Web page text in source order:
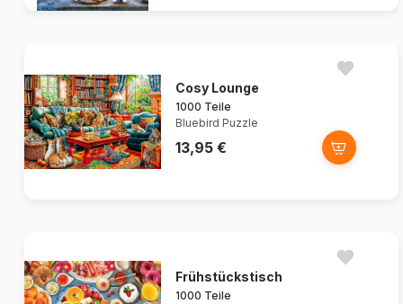
Cosy Lounge
1000 Teile
Bluebird Puzzle
13,95 €
Frühstückstisch
1000 Teile